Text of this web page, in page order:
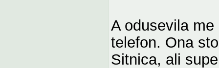
A odusevila
telefon. Ona
Sitnica, ali